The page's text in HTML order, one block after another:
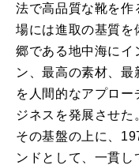
法で高品質な靴を作
場には進取の基質を
郷である地中海にイ
ン、最高の素材、
を人間的なアプロ
ジネスを発展させた
その基盤の上に、
ンドとして、一貫